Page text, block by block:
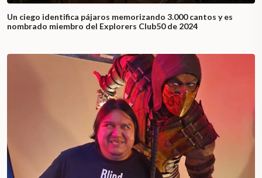
Un ciego identifica pájaros memorizando 3.000 cantos y es
nombrado miembro del Explorers Club50 de 2024